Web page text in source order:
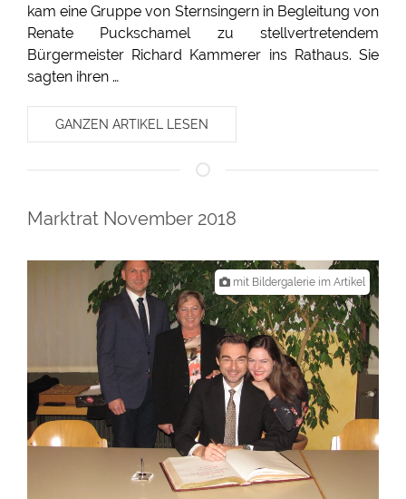
kam eine Gruppe von Sternsingern in Begleitung von
Renate Puckschamel zu stellvertretendem
Bürgermeister Richard Kammerer ins Rathaus. Sie
sagten ihren …
GANZEN ARTIKEL LESEN
Marktrat November 2018
mit Bildergalerie im Artikel